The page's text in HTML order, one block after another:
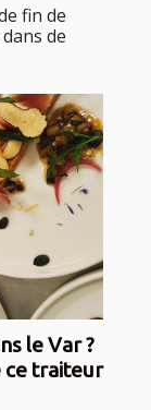
fin de
de
le Var ?
ce traiteur